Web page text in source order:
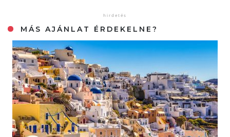
MÁS AJÁNLAT ÉRDEKELNE?